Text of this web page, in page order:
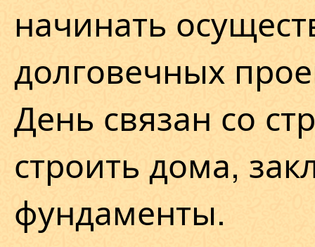
начинать
долговечных
День связан со
строить дома,
фундаменты.